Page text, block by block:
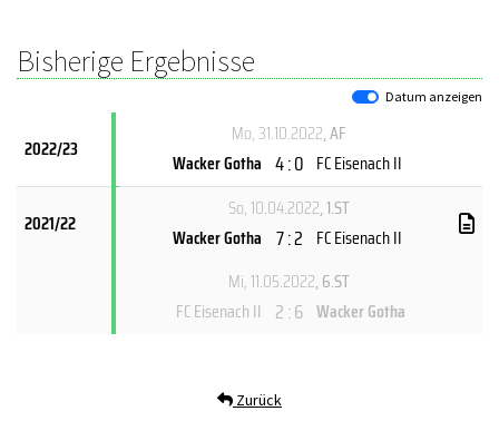
Bisherige Ergebnisse
Datum anzeigen
2022/23
Mo, 31.10.2022, AF
Wacker Gotha 4 : 0 FC Eisenach II
2021/22
So, 10.04.2022, 1.ST
Wacker Gotha 7 : 2 FC Eisenach II
Mi, 11.05.2022, 6.ST
FC Eisenach II 2 : 6 Wacker Gotha
Zurück